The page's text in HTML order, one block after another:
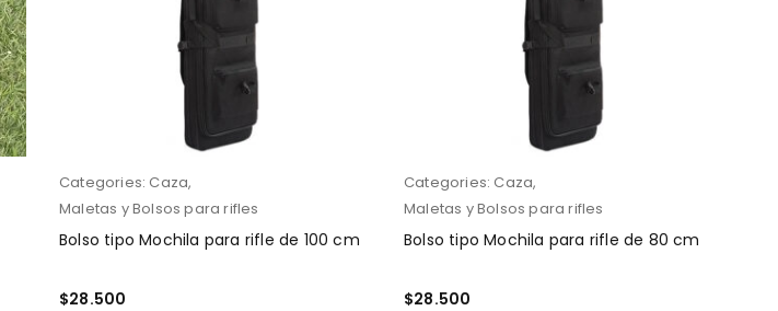
Categories: Caza,
Maletas y Bolsos para rifles
Bolso tipo Mochila para rifle de 100 cm
$28.500
Categories: Caza,
Maletas y Bolsos para rifles
Bolso tipo Mochila para rifle de 80 cm
$28.500